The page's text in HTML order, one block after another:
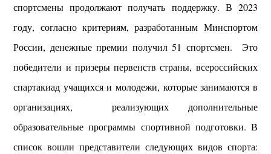
спортсмены продолжают получать поддержку. В 2023
году, согласно критериям, разработанным Минспортом
России, денежные премии получил 51 спортсмен. Это
победители и призеры первенств страны, всероссийских
спартакиад учащихся и молодежи, которые занимаются в
организациях, реализующих дополнительные
образовательные программы спортивной подготовки. В
список вошли представители следующих видов спорта: